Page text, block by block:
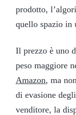
prodotto,
quello spazio in
Il prezzo è uno
peso maggiore
Amazon, ma
di evasione
venditore, la